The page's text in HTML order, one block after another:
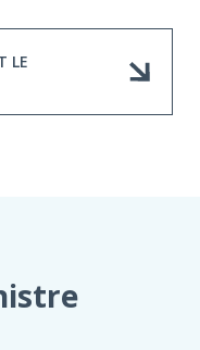
LE